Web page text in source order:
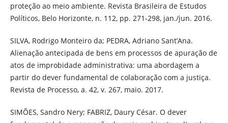
proteção ao meio ambiente. Revista Brasileira de Estudos
Políticos, Belo Horizonte, n. 112, pp. 271-298, jan./jun. 2016.
SILVA, Rodrigo Monteiro da; PEDRA, Adriano Sant’Ana.
Alienação antecipada de bens em processos de apuração de
atos de improbidade administrativa: uma abordagem a
partir do dever fundamental de colaboração com a justiça.
Revista de Processo, a. 42, v. 267, maio. 2017.
SIMÕES, Sandro Nery; FABRIZ, Daury César. O dever